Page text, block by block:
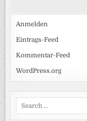
Anmelden
Eintrags-Feed
Kommentar-Feed
WordPress.org
Search